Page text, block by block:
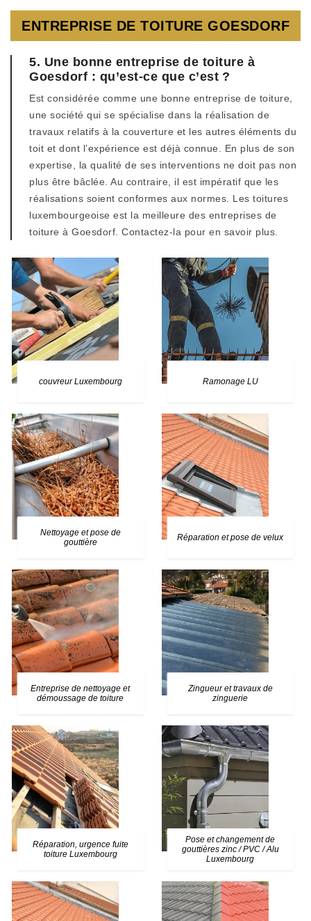
ENTREPRISE DE TOITURE GOESDORF
5. Une bonne entreprise de toiture à
Goesdorf : qu’est-ce que c’est ?
Est considérée comme une bonne entreprise de toiture,
une société qui se spécialise dans la réalisation de
travaux relatifs à la couverture et les autres éléments du
toit et dont l’expérience est déjà connue. En plus de son
expertise, la qualité de ses interventions ne doit pas non
plus être bâclée. Au contraire, il est impératif que les
réalisations soient conformes aux normes. Les toitures
luxembourgeoise est la meilleure des entreprises de
toiture à Goesdorf. Contactez-la pour en savoir plus.
couvreur Luxembourg Ramonage LU
Nettoyage et pose de
gouttière
Réparation et pose de velux
Entreprise de nettoyage et
démoussage de toiture
Zingueur et travaux de
zinguerie
Réparation, urgence fuite
toiture Luxembourg
Pose et changement de
gouttières zinc / PVC / Alu
Luxembourg